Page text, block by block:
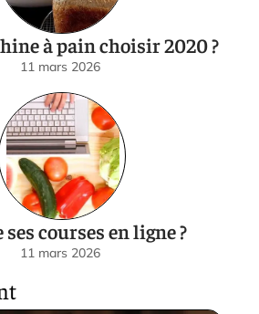
à pain choisir 2020 ?
11 mars 2026
courses en ligne ?
11 mars 2026